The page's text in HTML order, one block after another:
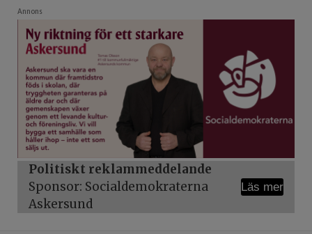
Annons
Politiskt reklammeddelande
Sponsor: Socialdemokraterna
Askersund
Läs mer